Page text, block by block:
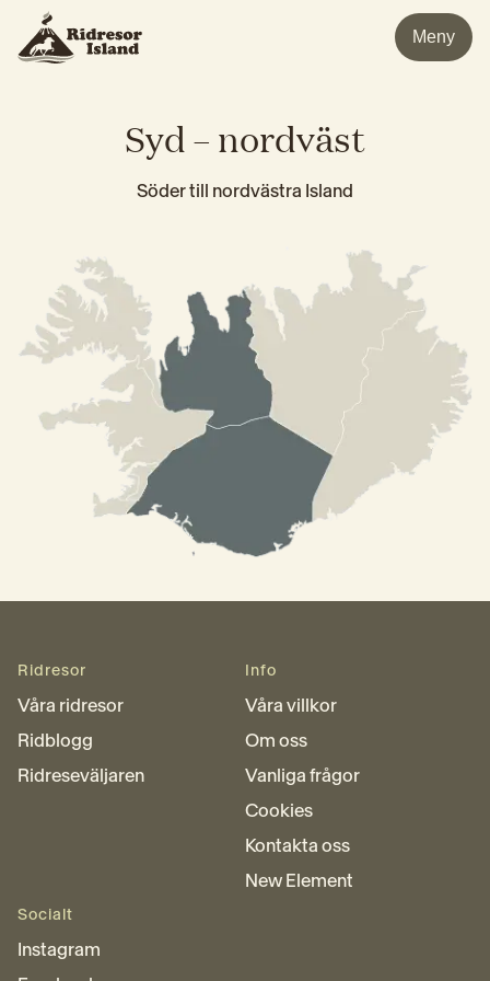
Meny
Syd – nordväst
Söder till nordvästra Island
Ridresor
Våra ridresor
Ridblogg
Ridreseväljaren
Info
Våra villkor
Om oss
Vanliga frågor
Cookies
Kontakta oss
New Element
Socialt
Instagram